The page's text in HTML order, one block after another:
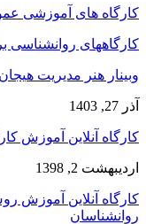
کارگاه های آموزشی
کارگاههای روانشناسی
وبینار هنر مدیریت
آذر 27, 1403
کارگاه آنلاین آموزش
اردیبهشت 2, 1398
کارگاه آنلاین آموزش
روانشناسان